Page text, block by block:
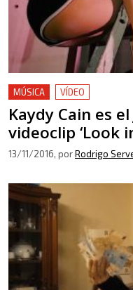
MÚSICA VÍDEO
Kaydy Cain es
videoclip ‘Look
13/11/2016, porRodrigo